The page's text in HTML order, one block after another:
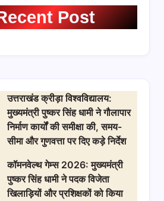
Post
उत्तराखंड क्रीड़ा विश्वविद्यालय:
मुख्यमंत्री पुष्कर सिंह धामी ने गौलापार
निर्माण कार्यों की समीक्षा की, समय-
सीमा और गुणवत्ता पर दिए कड़े निर्देश
​कॉमनवेल्थ गेम्स 2026: मुख्यमंत्री
पुष्कर सिंह धामी ने पदक विजेता
खिलाड़ियों और प्रशिक्षकों को किया